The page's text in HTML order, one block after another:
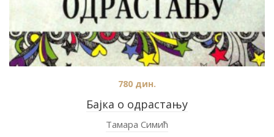
Бајка о одрастању
780 дин.
Тамара Симић